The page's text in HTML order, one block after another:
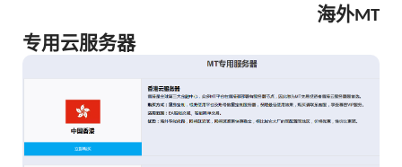
海外MT
专用云服务器